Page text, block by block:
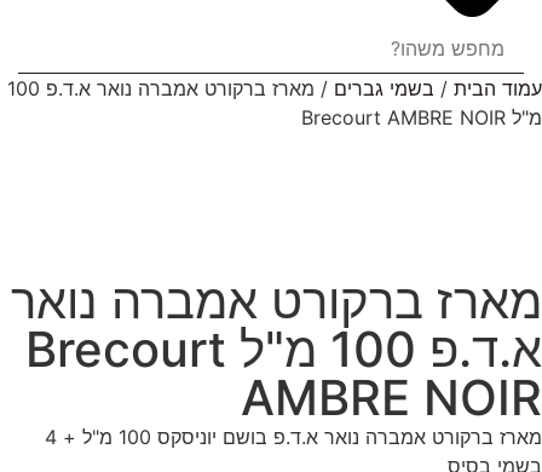
עמוד הבית / בשמי גברים
/ מארז ברקורט אמברה נואר א.ד.פ 100
מ"ל Brecourt AMBRE NOIR
מארז ברקורט אמברה נואר
א.ד.פ 100 מ"ל Brecourt
AMBRE NOIR
מארז ברקורט אמברה נואר א.ד.פ בושם יוניסקס 100 מ"ל + 4
בשמי בסיס